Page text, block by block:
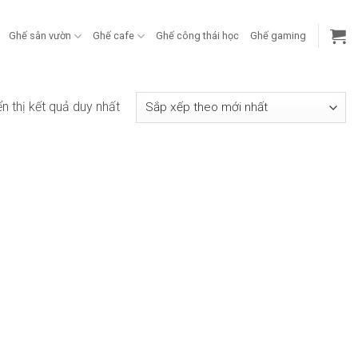
Ghế sân vườn Ghế cafe Ghế công thái học Ghế gaming
thị kết quả duy nhất